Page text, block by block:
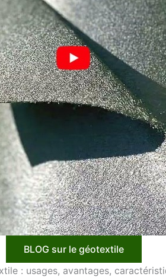
BLOG sur le géotextile
: usages, avantages,